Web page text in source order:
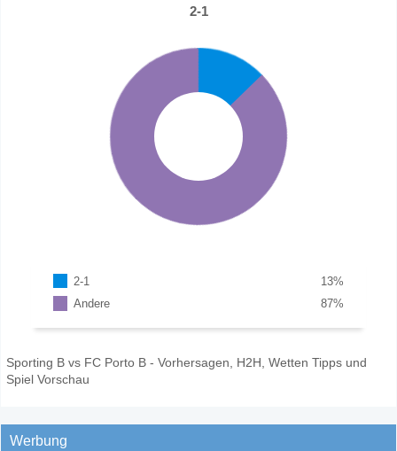
2-1
2-1 %
13
Andere
%
87
Sporting B vs FC Porto B - Vorhersagen, H2H, Wetten Tipps und
Spiel Vorschau
Werbung